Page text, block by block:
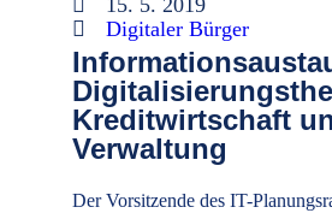
15. 5. 2019
Digitaler Bürger
Kreditwirtschaft
Verwaltung
Der Vorsitzende des IT-